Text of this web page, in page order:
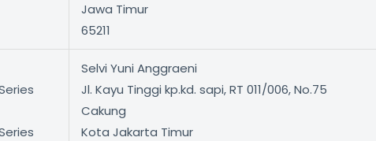
Jawa Timur
65211
Selvi Yuni Anggraeni
Jl. Kayu Tinggi kp.kd. sapi, RT 011/006, No.75
Cakung
Kota Jakarta Timur